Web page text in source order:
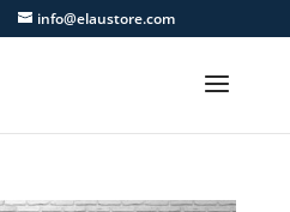
info@elaustore.com